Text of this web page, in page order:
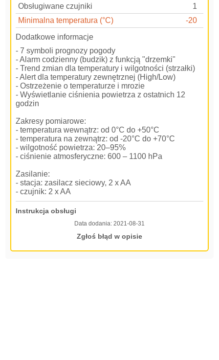
Obsługiwane czujniki
1
Minimalna temperatura (°C)
-20
Dodatkowe informacje
- 7 symboli prognozy pogody
- Alarm codzienny (budzik) z funkcją "drzemki"
- Trend zmian dla temperatury i wilgotności (strzałki)
- Alert dla temperatury zewnętrznej (High/Low)
- Ostrzeżenie o temperaturze i mrozie
- Wyświetlanie ciśnienia powietrza z ostatnich 12
godzin
Zakresy pomiarowe:
- temperatura wewnątrz: od 0°C do +50°C
- temperatura na zewnątrz: od -20°C do +70°C
- wilgotność powietrza: 20–95%
- ciśnienie atmosferyczne: 600 – 1100 hPa
Zasilanie:
- stacja: zasilacz sieciowy, 2 x AA
- czujnik: 2 x AA
Instrukcja obsługi
Data dodania: 2021-08-31
Zgłoś błąd w opisie